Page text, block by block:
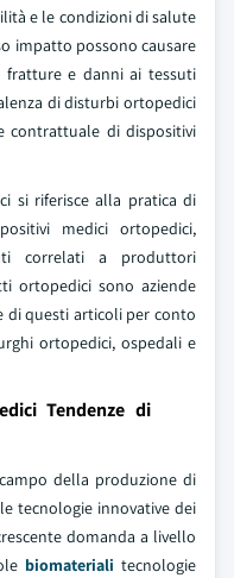
e le condizioni di salute
impatto possono causare
fratture e danni ai tessuti
di disturbi ortopedici
contrattuale di dispositivi
si riferisce alla pratica di
medici ortopedici,
correlati a produttori
ortopedici sono aziende
di questi articoli per conto
ortopedici, ospedali e
Tendenze di
della produzione di
tecnologie innovative dei
domanda a livello
biomateriali tecnologie